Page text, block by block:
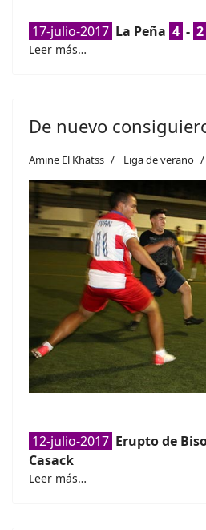
17-julio-2017 La Peña 4 - 2
Leer más…
De nuevo
Amine El Khatss Liga de verano
12-julio-2017 Erupto de
Casack
Leer más…